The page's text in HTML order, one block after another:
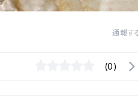
通報す
(0)